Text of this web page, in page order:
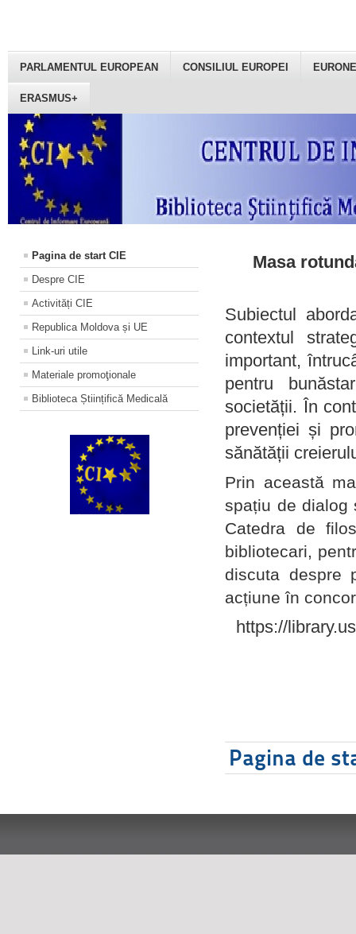
PARLAMENTUL EUROPEAN CONSILIUL EUROPEI
ERASMUS+
Pagina de start CIE
Despre CIE
Activități CIE
Republica Moldova și UE
Link-uri utile
Materiale promoţionale
Biblioteca Științifică Medicală
Masa
Subiectul
contextul
important,
pentru
societății. În
prevenției și
sănătății
Prin această
spațiu de dialog
Catedra de
bibliotecari,
discuta despre
acțiune în
https://
Pagina de